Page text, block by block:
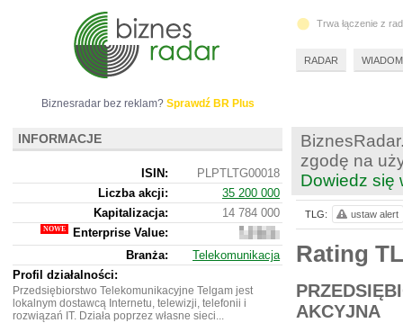
zgodę na
Dowiedz się
Rating
AKCYJNA
TLG: ustaw alert
Biznesradar bez reklam? Sprawdź BR Plus
INFORMACJE
ISIN:
PLPTLTG00018
Liczba akcji:
35 200 000
Kapitalizacja:
14 784 000
Enterprise Value:
14
270
000
Branża:
Telekomunikacja
Profil działalności:
Przedsiębiorstwo Telekomunikacyjne Telgam jest
lokalnym dostawcą Internetu, telewizji, telefonii i
rozwiązań IT. Działa poprzez własne sieci...
Trwa łączenie z
RADAR